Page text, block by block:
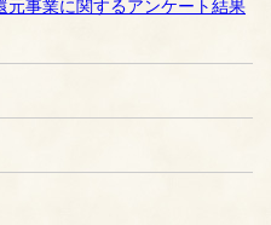
元事業に関するアンケート結果